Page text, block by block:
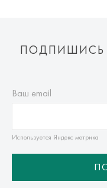
ПОДПИШИСЬ
Ваш email
Используется Яндекс метрика